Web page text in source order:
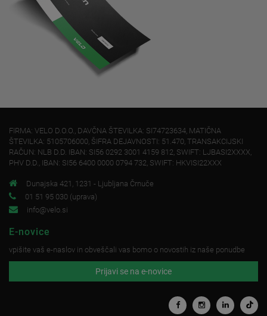
FIRMA: VELO D.O.O., DAVČNA ŠTEVILKA: SI74723634, MATIČNA
ŠTEVILKA: 5105706000, ŠIFRA DEJAVNOSTI: 51.470, TRANSAKCIJSKI
RAČUN: NLB D.D. IBAN: SI56 0292 3001 4159 812, SWIFT: LJBASI2XXXX,
PHV D.D., IBAN: SI56 6400 0000 0794 732, SWIFT: HKVISI22XXX
Dunajska 421, 1231 - Ljubljana Črnuče
01 51 95 030 (uprava)
info@velo.si
E-novice
vpišite vaš e-naslov in obveščali vas bomo o novostih iz naše ponudbe
Prijavi se na e-novice